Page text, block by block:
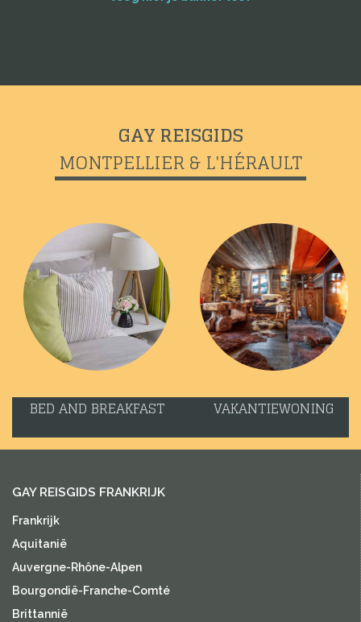
GAY REISGIDS
MONTPELLIER & L'HÉRAULT
BED AND BREAKFAST VAKANTIEWONING
GAY REISGIDS FRANKRIJK
Frankrijk
Aquitanië
Auvergne-Rhône-Alpen
Bourgondië-Franche-Comté
Brittannië